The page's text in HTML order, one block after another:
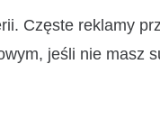
Częste reklamy
jeśli nie masz